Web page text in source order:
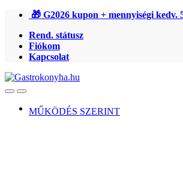
Ugrás
navigációhoz
Ugrás
tartalomra
🎁 G2026 kupon + mennyiségi kedv.
Rend. státusz
Fiókom
Kapcsolat
OpenClose
MŰKÖDÉS SZERINT